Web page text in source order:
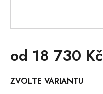
od 18 730 Kč
cena:
ZVOLTE VARIANTU